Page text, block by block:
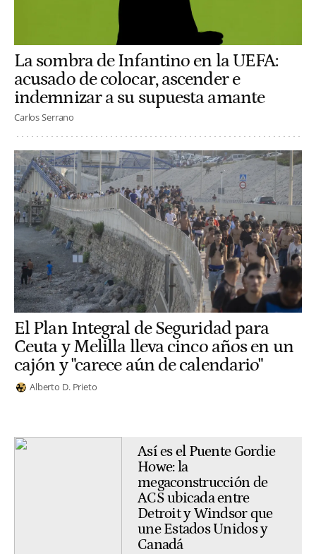
La sombra de Infantino en la UEFA:
acusado de colocar, ascender e
indemnizar a su supuesta amante
Carlos Serrano
El Plan Integral de Seguridad para
Ceuta y Melilla lleva cinco años en un
cajón y "carece aún de calendario"
Alberto D. Prieto
Así es el Puente Gordie
Howe: la
megaconstrucción de
ACS ubicada entre
Detroit y Windsor que
une Estados Unidos y
Canadá